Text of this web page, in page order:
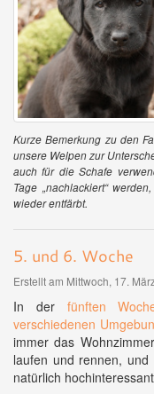
Kurze Bemerkung zu den
unsere Welpen zur
auch für die Schafe
Tage „nachlackiert“
wieder entfärbt.
5. und 6. Woche
Erstellt am Mittwoch, 17.
In der fünften
verschiedenen
immer das
laufen und rennen, und
natürlich